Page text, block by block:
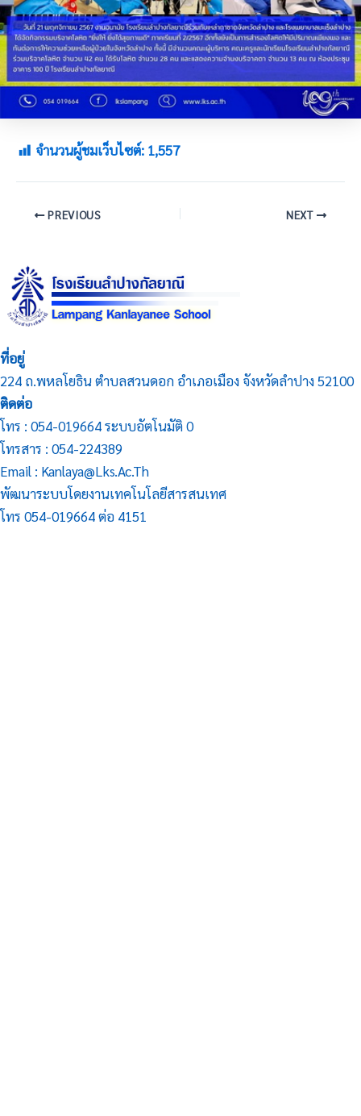
จำนวนผู้ชมเว็บไซต์: 1,557
PREVIOUS NEXT
ที่อยู่
224 ถ.พหลโยธิน ตำบลสวนดอก อำเภอเมือง จังหวัดลำปาง 52100
ติดต่อ
โทร : 054-019664 ระบบอัตโนมัติ 0
โทรสาร : 054-224389
Email : Kanlaya@lks.ac.th
พัฒนาระบบโดยงานเทคโนโลยีสารสนเทศ
โทร 054-019664 ต่อ 4151